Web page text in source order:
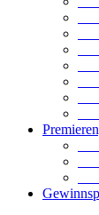
-
-
-
-
-
-
-
-
-
-